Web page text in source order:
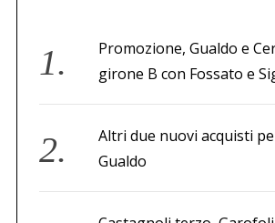
Promozione, Gualdo e
girone B con Fossato e
Altri due nuovi acquisti
Gualdo